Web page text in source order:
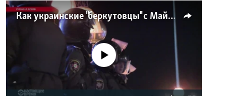
Как украинские "беркутовцы" с Майдана стали ОМОНом с Тверской
No media source currently available